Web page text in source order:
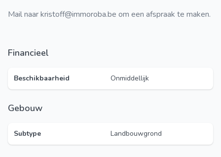
Mail naar kristoff@immoroba.be om een afspraak te maken.
Financieel
Beschikbaarheid Onmiddellijk
Gebouw
Subtype Landbouwgrond